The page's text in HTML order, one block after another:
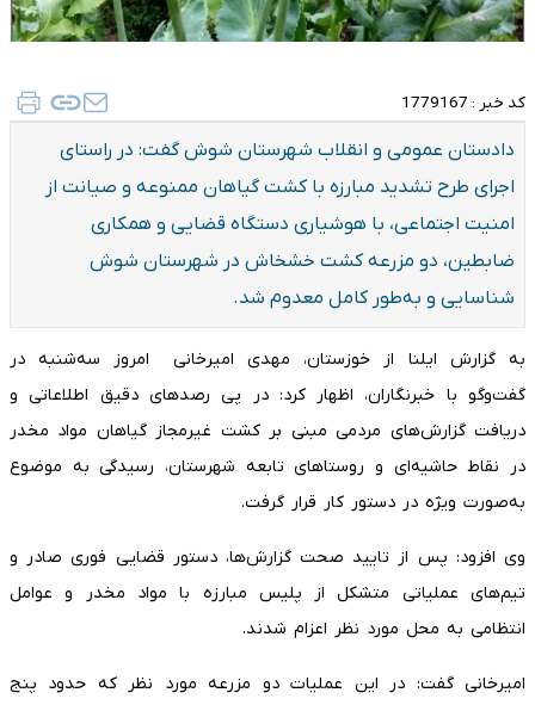
کد خبر : 1779167
دادستان عمومی و انقلاب شهرستان شوش گفت: در راستای
اجرای طرح تشدید مبارزه با کشت گیاهان ممنوعه و صیانت از
امنیت اجتماعی، با هوشیاری دستگاه قضایی و همکاری
ضابطین، دو مزرعه کشت خشخاش در شهرستان شوش
شناسایی و به‌طور کامل معدوم شد.
به گزارش ایلنا از خوزستان، مهدی امیرخانی امروز سه‌شنبه در
گفت‌وگو با خبرنگاران، اظهار کرد: در پی رصدهای دقیق اطلاعاتی و
دریافت گزارش‌های مردمی مبنی بر کشت غیرمجاز گیاهان مواد مخدر
در نقاط حاشیه‌ای و روستاهای تابعه شهرستان، رسیدگی به موضوع
به‌صورت ویژه در دستور کار قرار گرفت.
وی افزود: پس از تایید صحت گزارش‌ها، دستور قضایی فوری صادر و
تیم‌های عملیاتی متشکل از پلیس مبارزه با مواد مخدر و عوامل
انتظامی به محل‌ مورد نظر اعزام شدند.
امیرخانی گفت: در این عملیات دو مزرعه مورد نظر که حدود پنج